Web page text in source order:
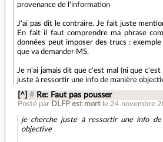
provenance de l'information
J'ai pas dit le contraire. Je fait juste
En fait il faut comprendre ma phrase
données peut imposer des trucs : exemple
que va demander MS.
Je n'ai jamais dit que c'est mal (ni que c'est
juste à ressortir une info de manière
[^] # Re: Faut pas pousser
Posté par DLFP est mort le 24 novembre
je cherche juste à ressortir une info de
objective